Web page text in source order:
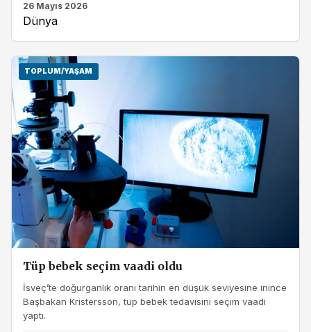
26 Mayıs 2026
Dünya
TOPLUM/YAŞAM
Tüp bebek seçim vaadi oldu
İsveç’te doğurganlık oranı tarihin en düşük seviyesine inince
Başbakan Kristersson, tüp bebek tedavisini seçim vaadi
yaptı.